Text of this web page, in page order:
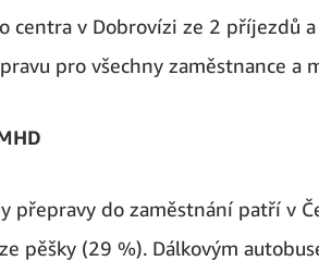
centra v Dobrovízi ze 2 příjezdů
pro všechny zaměstnance a
přepravy do zaměstnání patří v
pěšky (29 %). Dálkovým